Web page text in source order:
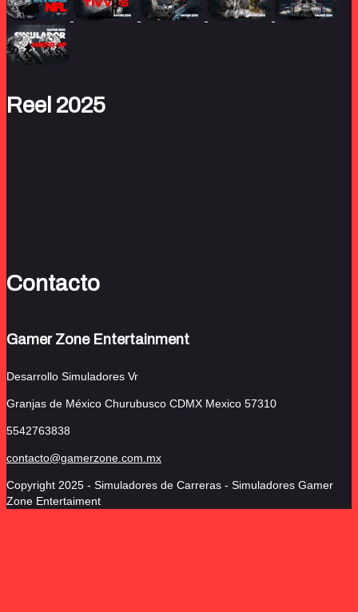
Reel 2025
Contacto
Gamer Zone Entertainment
Desarrollo Simuladores Vr
Granjas de México Churubusco CDMX Mexico 57310
5542763838
contacto@gamerzone.com.mx
Copyright 2025 - Simuladores de Carreras - Simuladores Gamer
Zone Entertaiment